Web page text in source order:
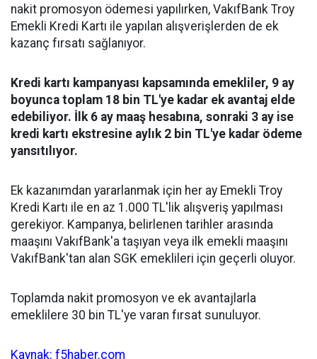
nakit promosyon ödemesi yapılırken, VakıfBank Troy
Emekli Kredi Kartı ile yapılan alışverişlerden de ek
kazanç fırsatı sağlanıyor.
Kredi kartı kampanyası kapsamında emekliler, 9 ay
boyunca toplam 18 bin TL'ye kadar ek avantaj elde
edebiliyor. İlk 6 ay maaş hesabına, sonraki 3 ay ise
kredi kartı ekstresine aylık 2 bin TL'ye kadar ödeme
yansıtılıyor.
Ek kazanımdan yararlanmak için her ay Emekli Troy
Kredi Kartı ile en az 1.000 TL'lik alışveriş yapılması
gerekiyor. Kampanya, belirlenen tarihler arasında
maaşını VakıfBank'a taşıyan veya ilk emekli maaşını
VakıfBank'tan alan SGK emeklileri için geçerli oluyor.
Toplamda nakit promosyon ve ek avantajlarla
emeklilere 30 bin TL'ye varan fırsat sunuluyor.
Kaynak: f5haber.com